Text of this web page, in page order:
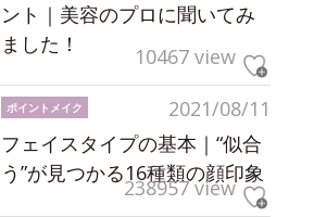
ント｜美容のプロに聞いてみ
ました！
10467 view
2021/08/11
ポイントメイク
フェイスタイプの基本｜“似合
う”が見つかる16種類の顔印象
238957 view